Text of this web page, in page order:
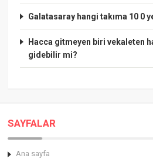
Galatasaray hangi takıma 10 0
Hacca gitmeyen biri vekaleten
gidebilir mi?
SAYFALAR
Ana sayfa